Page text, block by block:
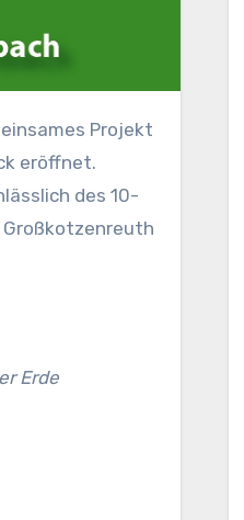
eröffnet.
des 10-
Großkotzenreuth
Erde